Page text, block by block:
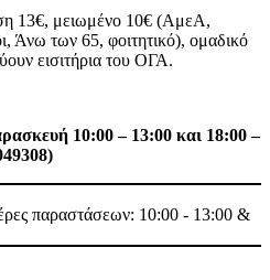
13€, μειωμένο 10€ (ΑμεΑ,
Άνω των 65, φοιτητικό), ομαδικό
εισιτήρια του ΟΓΑ.
10:00 – 13:00 και 18:00 –
παραστάσεων: 10:00 - 13:00 &